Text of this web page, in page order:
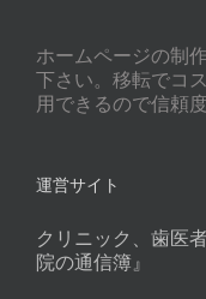
ホームページの制
下さい。移転でコ
用できるので信頼
運営サイト
クリニック、歯医
院の通信簿』